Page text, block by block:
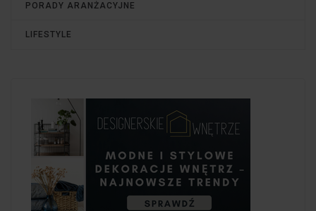
PORADY ARANŻACYJNE
LIFESTYLE